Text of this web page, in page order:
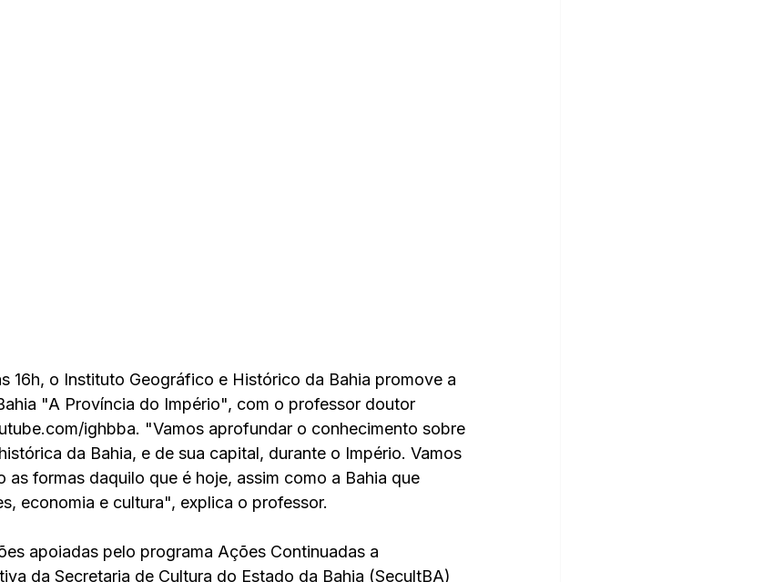
16h, o Instituto Geográfico e Histórico da Bahia promove a
"A Província do Império", com o professor doutor
ighbba. "Vamos aprofundar o conhecimento sobre
da Bahia, e de sua capital, durante o Império. Vamos
as formas daquilo que é hoje, assim como a Bahia que
economia e cultura", explica o professor.
apoiadas pelo programa Ações Continuadas a
da Secretaria de Cultura do Estado da Bahia (SecultBA)